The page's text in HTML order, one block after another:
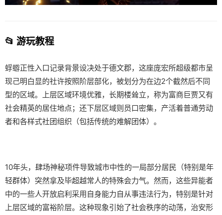
📂 游玩教程
蜉蝣正性入口记录背景设决处于德文郡，这座庞宏所超级都市呈
现己明白显的社许按照阶层部化，被划分为在边2个截然后不同
型的区域。上层区域环境优雅，长期楼耸立，称为富商巨贾又有
社会精英的居住地点；还下层区域则员口密集，产活着普通劳动
者和各样式社团组织（包括传统的难解团体）。
10年头，肆场神秘项件导致城市中性的一局部分居民（特别是年
轻群体）突然拿及毕超越常人的特殊会力气。然而，这些异能者
中的一些人开放启利采用自身能力自从事违法行为，特别是针对
上层区域的富裕阶层。这种现象引始了社会秩序的动荡，治安形